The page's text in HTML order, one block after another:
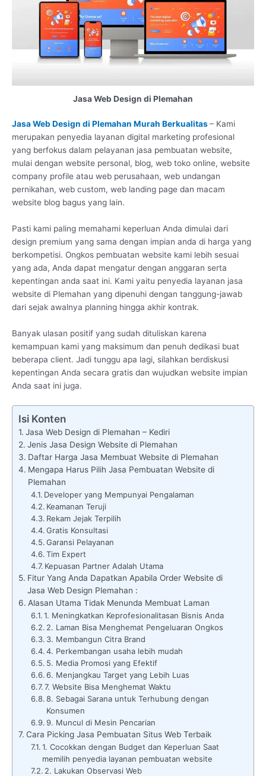
Jasa Web Design di Plemahan
Jasa Web Design di Plemahan Murah Berkualitas– Kami
merupakan penyedia layanan digital marketing profesional
yang berfokus dalam pelayanan jasa pembuatan website,
mulai dengan website personal, blog, web toko online, website
company profile atau web perusahaan, web undangan
pernikahan, web custom, web landing page dan macam
website blog bagus yang lain.
Pasti kami paling memahami keperluan Anda dimulai dari
design premium yang sama dengan impian anda di harga yang
berkompetisi. Ongkos pembuatan website kami lebih sesuai
yang ada, Anda dapat mengatur dengan anggaran serta
kepentingan anda saat ini. Kami yaitu penyedia layanan jasa
website di Plemahan yang dipenuhi dengan tanggung-jawab
dari sejak awalnya planning hingga akhir kontrak.
Banyak ulasan positif yang sudah dituliskan karena
kemampuan kami yang maksimum dan penuh dedikasi buat
beberapa client. Jadi tunggu apa lagi, silahkan berdiskusi
kepentingan Anda secara gratis dan wujudkan website impian
Anda saat ini juga.
Isi Konten
Jasa Web Design di Plemahan – Kediri
Jenis Jasa Design Website di Plemahan
Daftar Harga Jasa Membuat Website di Plemahan
Mengapa Harus Pilih Jasa Pembuatan Website di
Plemahan
Developer yang Mempunyai Pengalaman
Keamanan Teruji
Rekam Jejak Terpilih
Gratis Konsultasi
Garansi Pelayanan
Tim Expert
Kepuasan Partner Adalah Utama
Fitur Yang Anda Dapatkan Apabila Order Website di
Jasa Web Design Plemahan :
Alasan Utama Tidak Menunda Membuat Laman
1. Meningkatkan Keprofesionalitasan Bisnis Anda
2. Laman Bisa Menghemat Pengeluaran Ongkos
3. Membangun Citra Brand
4. Perkembangan usaha lebih mudah
5. Media Promosi yang Efektif
6. Menjangkau Target yang Lebih Luas
7. Website Bisa Menghemat Waktu
8. Sebagai Sarana untuk Terhubung dengan
Konsumen
9. Muncul di Mesin Pencarian
Cara Picking Jasa Pembuatan Situs Web Terbaik
1. Cocokkan dengan Budget dan Keperluan Saat
memilih penyedia layanan pembuatan website
2. Lakukan Observasi Web